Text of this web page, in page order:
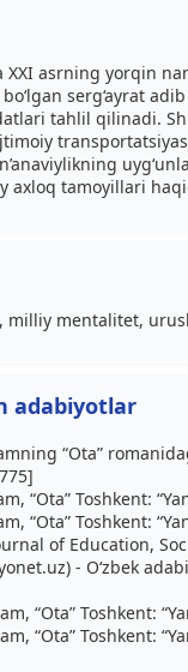
XXI asrning yorqin
serg‘ayrat
tahlil qilinadi.
axloq tamoyillari
milliy mentalitet,
adabiyotlar
“Ota”
“Ota” Toshkent:
“Ota” Toshkent:
of Education,
- O‘zbek
“Ota” Toshkent:
“Ota” Toshkent: